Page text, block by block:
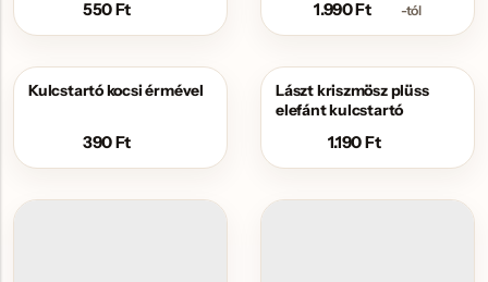
550Ft 1.990Ft -tól
Kulcstartó kocsi érmével
390Ft
Lászt kriszmösz plüss
elefánt kulcstartó
1.190Ft